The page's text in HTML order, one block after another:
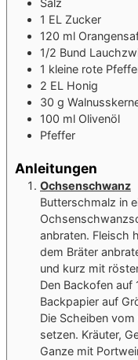
Salz
1 EL Zucker
120 ml
1/2 Bund
1 kleine rote
2 EL Honig
30 g
100 ml Olivenöl
Pfeffer
Anleitungen
Ochsenschwanz
Butterschmalz in
anbraten. Fleisch
dem Bräter
und kurz mit
Den Backofen auf
Backpapier auf
Die Scheiben
setzen. Kräuter,
Ganze mit